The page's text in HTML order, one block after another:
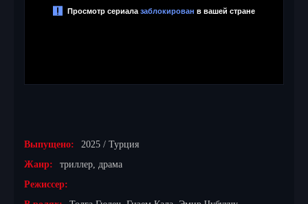
Выпущено:
2025 / Турция
Жанр:
триллер, драма
Режиссер: